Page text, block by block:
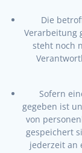
Die
Verarbeitung
steht noch
Sofern
gegeben ist
von
gespeichert
jederzeit an